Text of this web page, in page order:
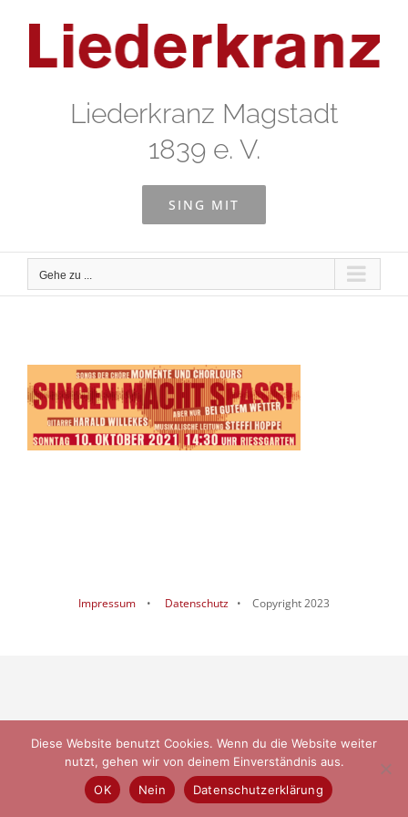
springen
Liederkranz Magstadt
1839 e. V.
SING MIT
Gehe zu ...
Impressum • Datenschutz • Copyright 2023
Diese Website benutzt Cookies. Wenn du die Website weiter
nutzt, gehen wir von deinem Einverständnis aus.
OK
Nein Datenschutzerklärung